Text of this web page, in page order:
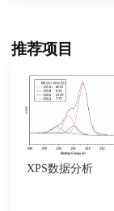
推荐项目
XPS数据分析